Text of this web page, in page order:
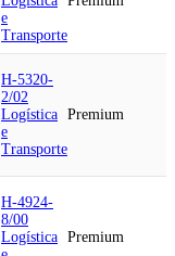
e
Transporte
H-5320-
2/02
Logística
e
Transporte
Premium
H-4924-
8/00
Logística Premium